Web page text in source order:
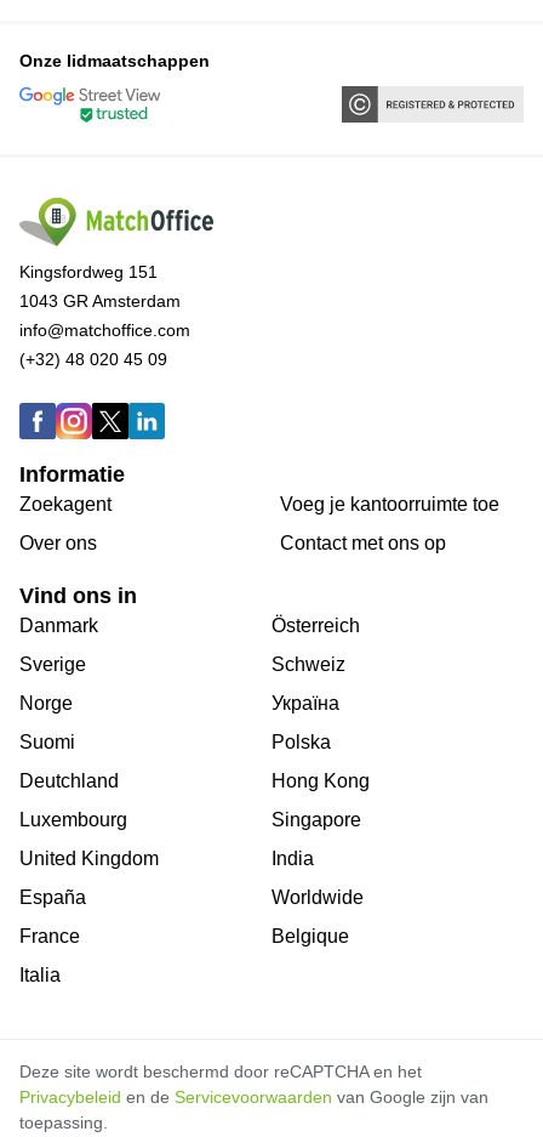
Onze lidmaatschappen
Kingsfordweg 151
1043 GR Amsterdam
info@matchoffice.com
(+32) 48 020 45 09
Informatie
Zoekagent
Over ons
Voeg je kantoorruimte toe
Сontact met ons op
Vind ons in
Danmark
Sverige
Norge
Suomi
Deutchland
Luxembourg
United Kingdom
España
France
Italia
Österreich
Schweiz
Україна
Polska
Hong Kong
Singapore
India
Worldwide
Belgique
Deze site wordt beschermd door reCAPTCHA en het
Privacybeleid en de Servicevoorwaarden van Google zijn van
toepassing.